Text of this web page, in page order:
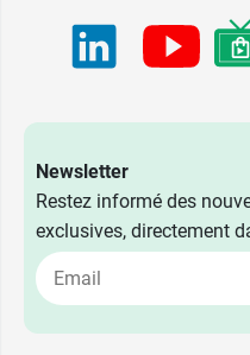
60
Newsletter
Restez informé des
exclusives, directement